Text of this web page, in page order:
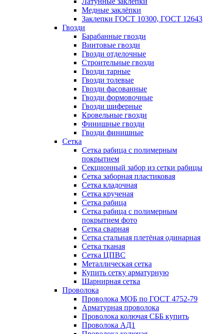
Медные заклёпки
Заклепки ГОСТ 10300, ГОСТ 12643
Гвозди
Барабанные гвозди
Винтовые гвозди
Гвозди отделочные
Строительные гвозди
Гвозди тарные
Гвозди толевые
Гвозди фасованные
Гвозди формовочные
Гвозди шиферные
Кровельные гвозди
Финишные гвозди
Гвозди финишные
Сетка
Сетка рабица с полимерным
покрытием
Секционный забор из сетки рабицы
Сетка заборная пластиковая
Сетка кладочная
Сетка крученая
Сетка рабица
Сетка рабица с полимерным
покрытием фото
Сетка сварная
Сетка стальная плетёная одинарная
Сетка тканая
Сетка ЦПВС
Металлическая сетка
Купить сетку арматурную
Шарнирная сетка
Проволока
Проволока МОБ по ГОСТ 4752-79
Арматурная проволока
Проволока колючая СББ купить
Проволока АД1